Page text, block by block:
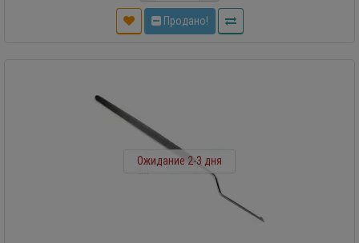
Продано!
Ожидание 2-3 дня